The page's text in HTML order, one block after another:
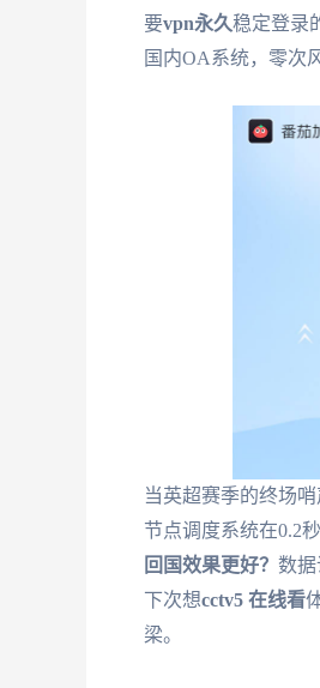
要vpn永久稳定登录
国内OA系统，零次
当英超赛季的终场
节点调度系统在0.2
回国效果更好？ 数据
下次想cctv5 在线看
梁。